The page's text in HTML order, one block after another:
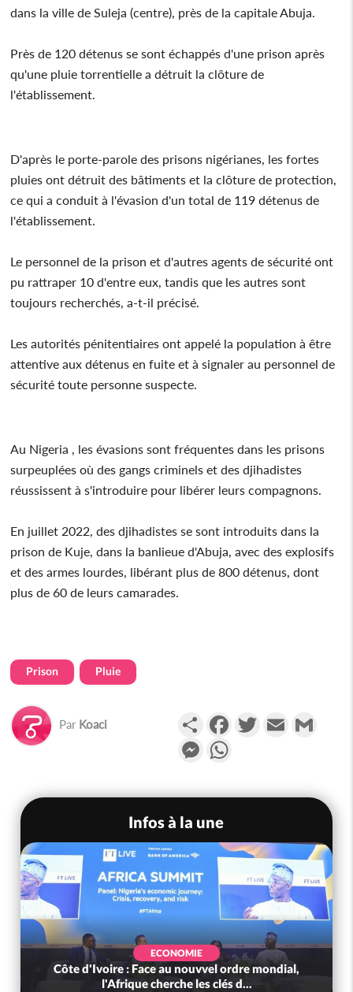
dans la ville de Suleja (centre), près de la capitale Abuja.
Près de 120 détenus se sont échappés d'une prison après
qu'une pluie torrentielle a détruit la clôture de
l'établissement.
D'après le porte-parole des prisons nigérianes, les fortes
pluies ont détruit des bâtiments et la clôture de protection,
ce qui a conduit à l'évasion d'un total de 119 détenus de
l'établissement.
Le personnel de la prison et d'autres agents de sécurité ont
pu rattraper 10 d'entre eux, tandis que les autres sont
toujours recherchés, a-t-il précisé.
Les autorités pénitentiaires ont appelé la population à être
attentive aux détenus en fuite et à signaler au personnel de
sécurité toute personne suspecte.
Au Nigeria , les évasions sont fréquentes dans les prisons
surpeuplées où des gangs criminels et des djihadistes
réussissent à s'introduire pour libérer leurs compagnons.
En juillet 2022, des djihadistes se sont introduits dans la
prison de Kuje, dans la banlieue d'Abuja, avec des explosifs
et des armes lourdes, libérant plus de 800 détenus, dont
plus de 60 de leurs camarades.
Prison Pluie
Par Koaci PartagerFacebookTwitterEmail
Messenger
Infos à la une
ECONOMIE
Côte d'Ivoire : Face au nouvvel ordre mondial,
l'Afrique cherche les clés d...